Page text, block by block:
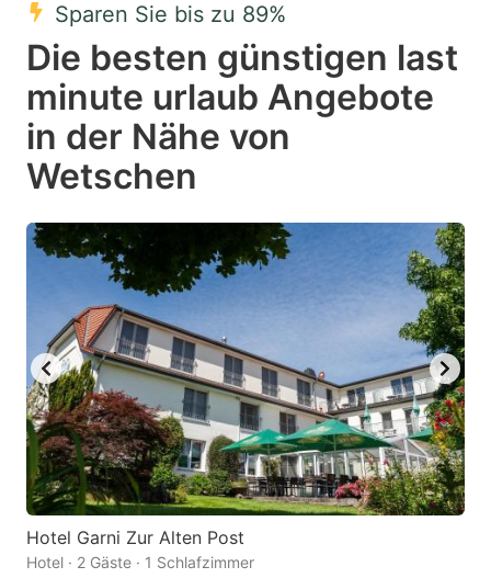
select
a
date.
Press
question
mark
key
to
get
the
keyboard
shortcuts
for
changing
dates.
a
date.
mark
to
keyboard
shortcuts
for
changing
dates.
Sparen Sie bis zu 89%
Die besten günstigen last
minute urlaub Angebote
in der Nähe von
Wetschen
Hotel Garni Zur Alten Post
Hotel · 2 Gäste · 1 Schlafzimmer